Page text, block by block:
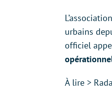
urbains
officiel
À lire >